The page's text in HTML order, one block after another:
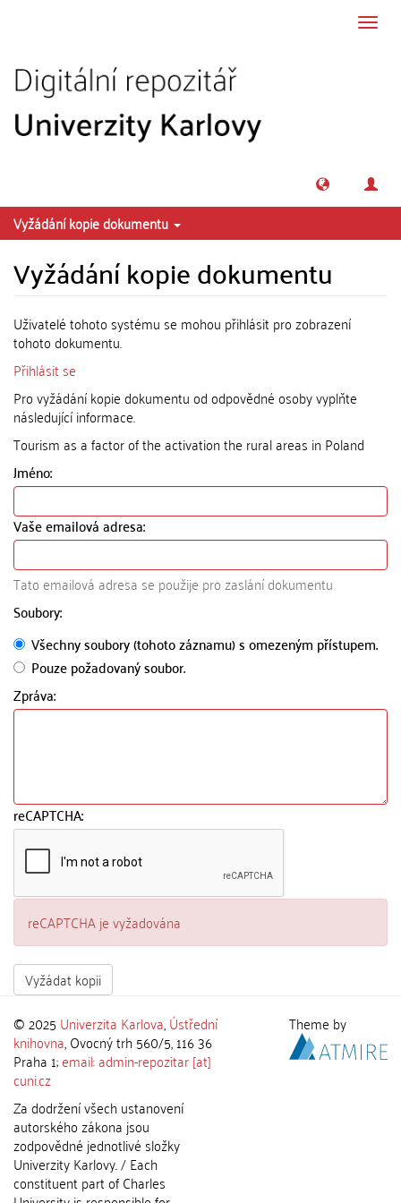
Vyžádání kopie dokumentu
Vyžádání kopie dokumentu
Uživatelé tohoto systému se mohou přihlásit pro zobrazení
tohoto dokumentu.
Přihlásit se
Pro vyžádání kopie dokumentu od odpovědné osoby vyplňte
následující informace.
Tourism as a factor of the activation the rural areas in Poland
Jméno:
Vaše emailová adresa:
Tato emailová adresa se použije pro zaslání dokumentu
Soubory:
Všechny soubory (tohoto záznamu) s omezeným přístupem.
Pouze požadovaný soubor.
Zpráva:
reCAPTCHA:
reCAPTCHA je vyžadována
Vyžádat kopii
© 2025 Univerzita Karlova,Ústřední
knihovna, Ovocný trh 560/5, 116 36
Praha 1;email: admin-repozitar [at]
cuni.cz
Za dodržení všech ustanovení
autorského zákona jsou
zodpovědné jednotlivé složky
Univerzity Karlovy. / Each
constituent part of Charles
Theme by